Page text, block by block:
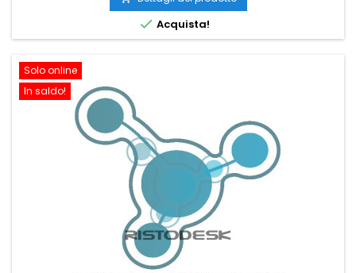
 Acquista!
Solo online
In saldo!